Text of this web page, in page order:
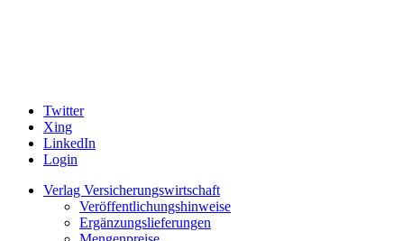
Twitter
Xing
LinkedIn
Login
Verlag Versicherungswirtschaft
Veröffentlichungshinweise
Ergänzungslieferungen